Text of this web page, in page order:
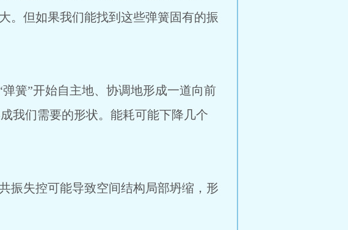
。但如果我们能找到这些弹簧固有的振
簧”开始自主地、协调地形成一道向前
我们需要的形状。能耗可能下降几个
失控可能导致空间结构局部坍缩，形